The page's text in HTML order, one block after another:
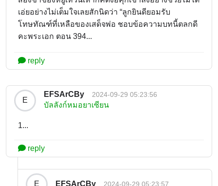
เอ่ยอย่างไม่เต็มใจเลยสักนิดว่า “ลูกยินดียอมรับ
โทษทัณฑ์ที่เหลือของเสด็จพ่อ ชอบข้อความบทนี้ตลกดี
คะพระเอก ตอน 394...
reply
E
EFSArCBy 2024-09-29 05:23:56
บัลลังก์หมอยาเซียน
1...
reply
E EFSArCBy 2024-09-29 05:23:57